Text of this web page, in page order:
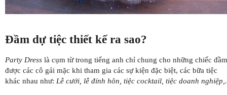
Đầm dự tiệc thiết kế ra sao?
Party Dress là cụm từ trong tiếng anh chỉ chung cho những chiếc đầm
được các cô gái mặc khi tham gia các sự kiện đặc biệt, các bữa tiệc
khác nhau như: Lễ cưới, lễ đính hôn, tiệc cocktail, tiệc doanh